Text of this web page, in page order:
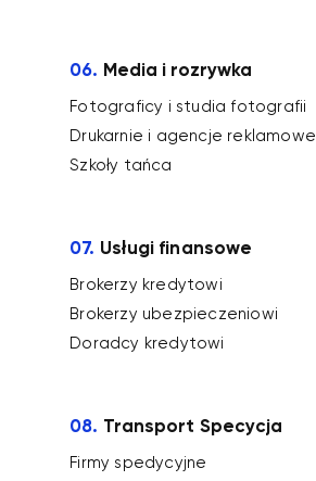
06. Media i rozrywka
Fotograficy i studia fotografii
Drukarnie i agencje reklamowe
Szkoły tańca
07. Usługi finansowe
Brokerzy kredytowi
Brokerzy ubezpieczeniowi
Doradcy kredytowi
08. Transport Specycja
Firmy spedycyjne